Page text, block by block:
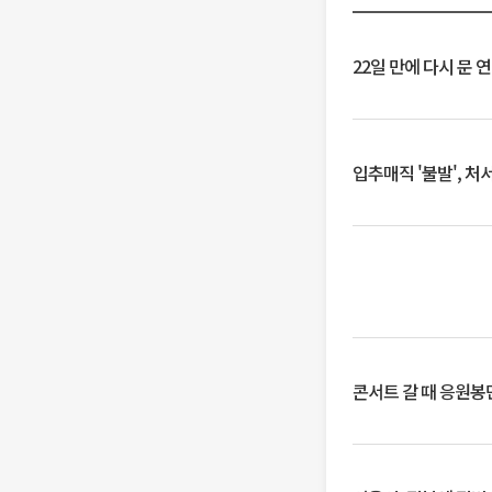
22일 만에 다시 문
입추매직 '불발', 처
콘서트 갈 때 응원